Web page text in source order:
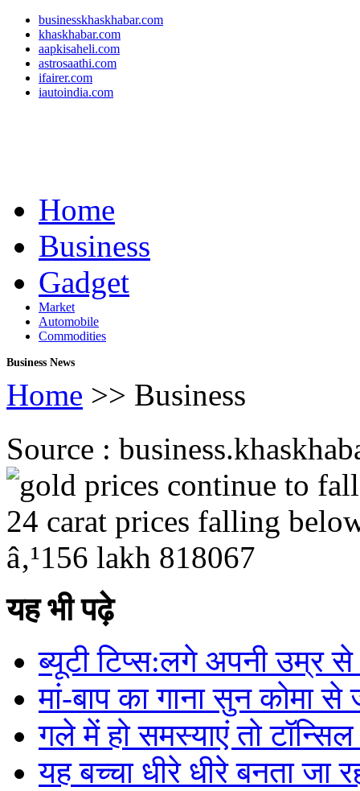
businesskhaskhabar.com
khaskhabar.com
aapkisaheli.com
astrosaathi.com
ifairer.com
iautoindia.com
Home
Business
Gadget
Market
Automobile
Commodities
Business News
Home >> Business
Source :
यह भी पढ़े
ब्यूटी टिप्स:लगे अपनी उम्र
मां-बाप का गाना सुन कोमा से
गले में हो समस्याएं तो
यह बच्चा धीरे धीरे बनता जा